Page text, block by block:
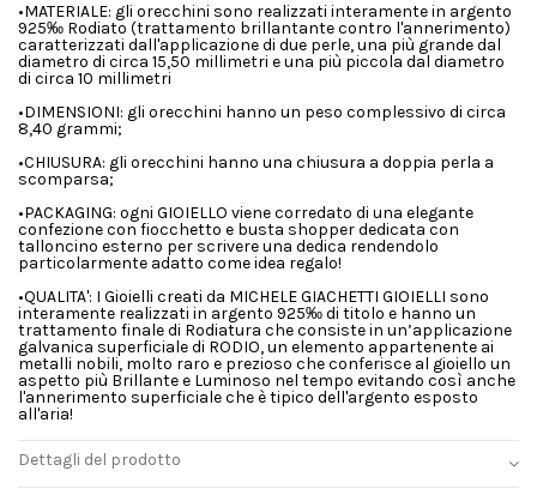
•MATERIALE: gli orecchini sono realizzati interamente in argento
925‰ Rodiato (trattamento brillantante contro l'annerimento)
caratterizzati dall'applicazione di due perle, una più grande dal
diametro di circa 15,50 millimetri e una più piccola dal diametro
di circa 10 millimetri
•DIMENSIONI: gli orecchini hanno un peso complessivo di circa
8,40 grammi;
•CHIUSURA: gli orecchini hanno una chiusura a doppia perla a
scomparsa;
•PACKAGING: ogni GIOIELLO viene corredato di una elegante
confezione con fiocchetto e busta shopper dedicata con
talloncino esterno per scrivere una dedica rendendolo
particolarmente adatto come idea regalo!
•QUALITA': I Gioielli creati da MICHELE GIACHETTI GIOIELLI sono
interamente realizzati in argento 925‰ di titolo e hanno un
trattamento finale di Rodiatura che consiste in un’applicazione
galvanica superficiale di RODIO, un elemento appartenente ai
metalli nobili, molto raro e prezioso che conferisce al gioiello un
aspetto più Brillante e Luminoso nel tempo evitando così anche
l'annerimento superficiale che è tipico dell'argento esposto
all'aria!
Dettagli del prodotto